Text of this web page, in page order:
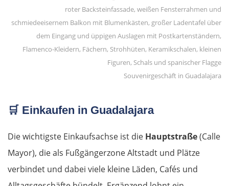
Souvenirgeschäft in Guadalajara
🛒 Einkaufen in Guadalajara
Die wichtigste Einkaufsachse ist die Hauptstraße(Calle
Mayor), die als Fußgängerzone Altstadt und Plätze
verbindet und dabei viele kleine Läden, Cafés und
Jelgava
Bauska
Vilnius